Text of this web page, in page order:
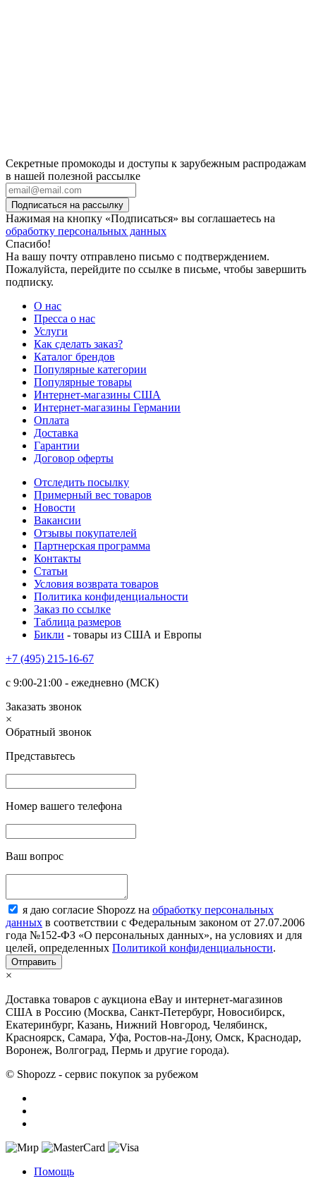
Секретные промокоды и доступы к зарубежным распродажам
в нашей полезной рассылке
Подписаться на рассылку
Нажимая на кнопку «Подписаться» вы соглашаетесь на
обработку персональных данных
Спасибо!
На вашу почту отправлено письмо с подтверждением.
Пожалуйста, перейдите по ссылке в письме, чтобы завершить
подписку.
О нас
Пресса о нас
Услуги
Как сделать заказ?
Каталог брендов
Популярные категории
Популярные товары
Интернет-магазины США
Интернет-магазины Германии
Оплата
Доставка
Гарантии
Договор оферты
Отследить посылку
Примерный вес товаров
Новости
Вакансии
Отзывы покупателей
Партнерская программа
Контакты
Статьи
Условия возврата товаров
Политика конфиденциальности
Заказ по ссылке
Таблица размеров
Бикли - товары из США и Европы
+7 (495) 215-16-67
с 9:00-21:00 - ежедневно (МСК)
Заказать звонок
×
Обратный звонок
Представьтесь
Номер вашего телефона
Ваш вопрос
я даю согласие Shopozz на обработку персональных
данных в соответствии с Федеральным законом от 27.07.2006
года №152-ФЗ «О персональных данных», на условиях и для
целей, определенных Политикой конфиденциальности.
×
Доставка товаров с аукциона eBay и интернет-магазинов
США в Россию (Москва, Санкт-Петербург, Новосибирск,
Екатеринбург, Казань, Нижний Новгород, Челябинск,
Красноярск, Самара, Уфа, Ростов-на-Дону, Омск, Краснодар,
Воронеж, Волгоград, Пермь и другие города).
© Shopozz - сервис покупок за рубежом
Помощь